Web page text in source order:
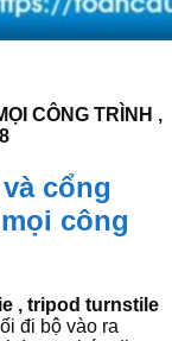
CÔNG TRÌNH ,
cổng
công
, tripod turnstile
đi bộ vào ra